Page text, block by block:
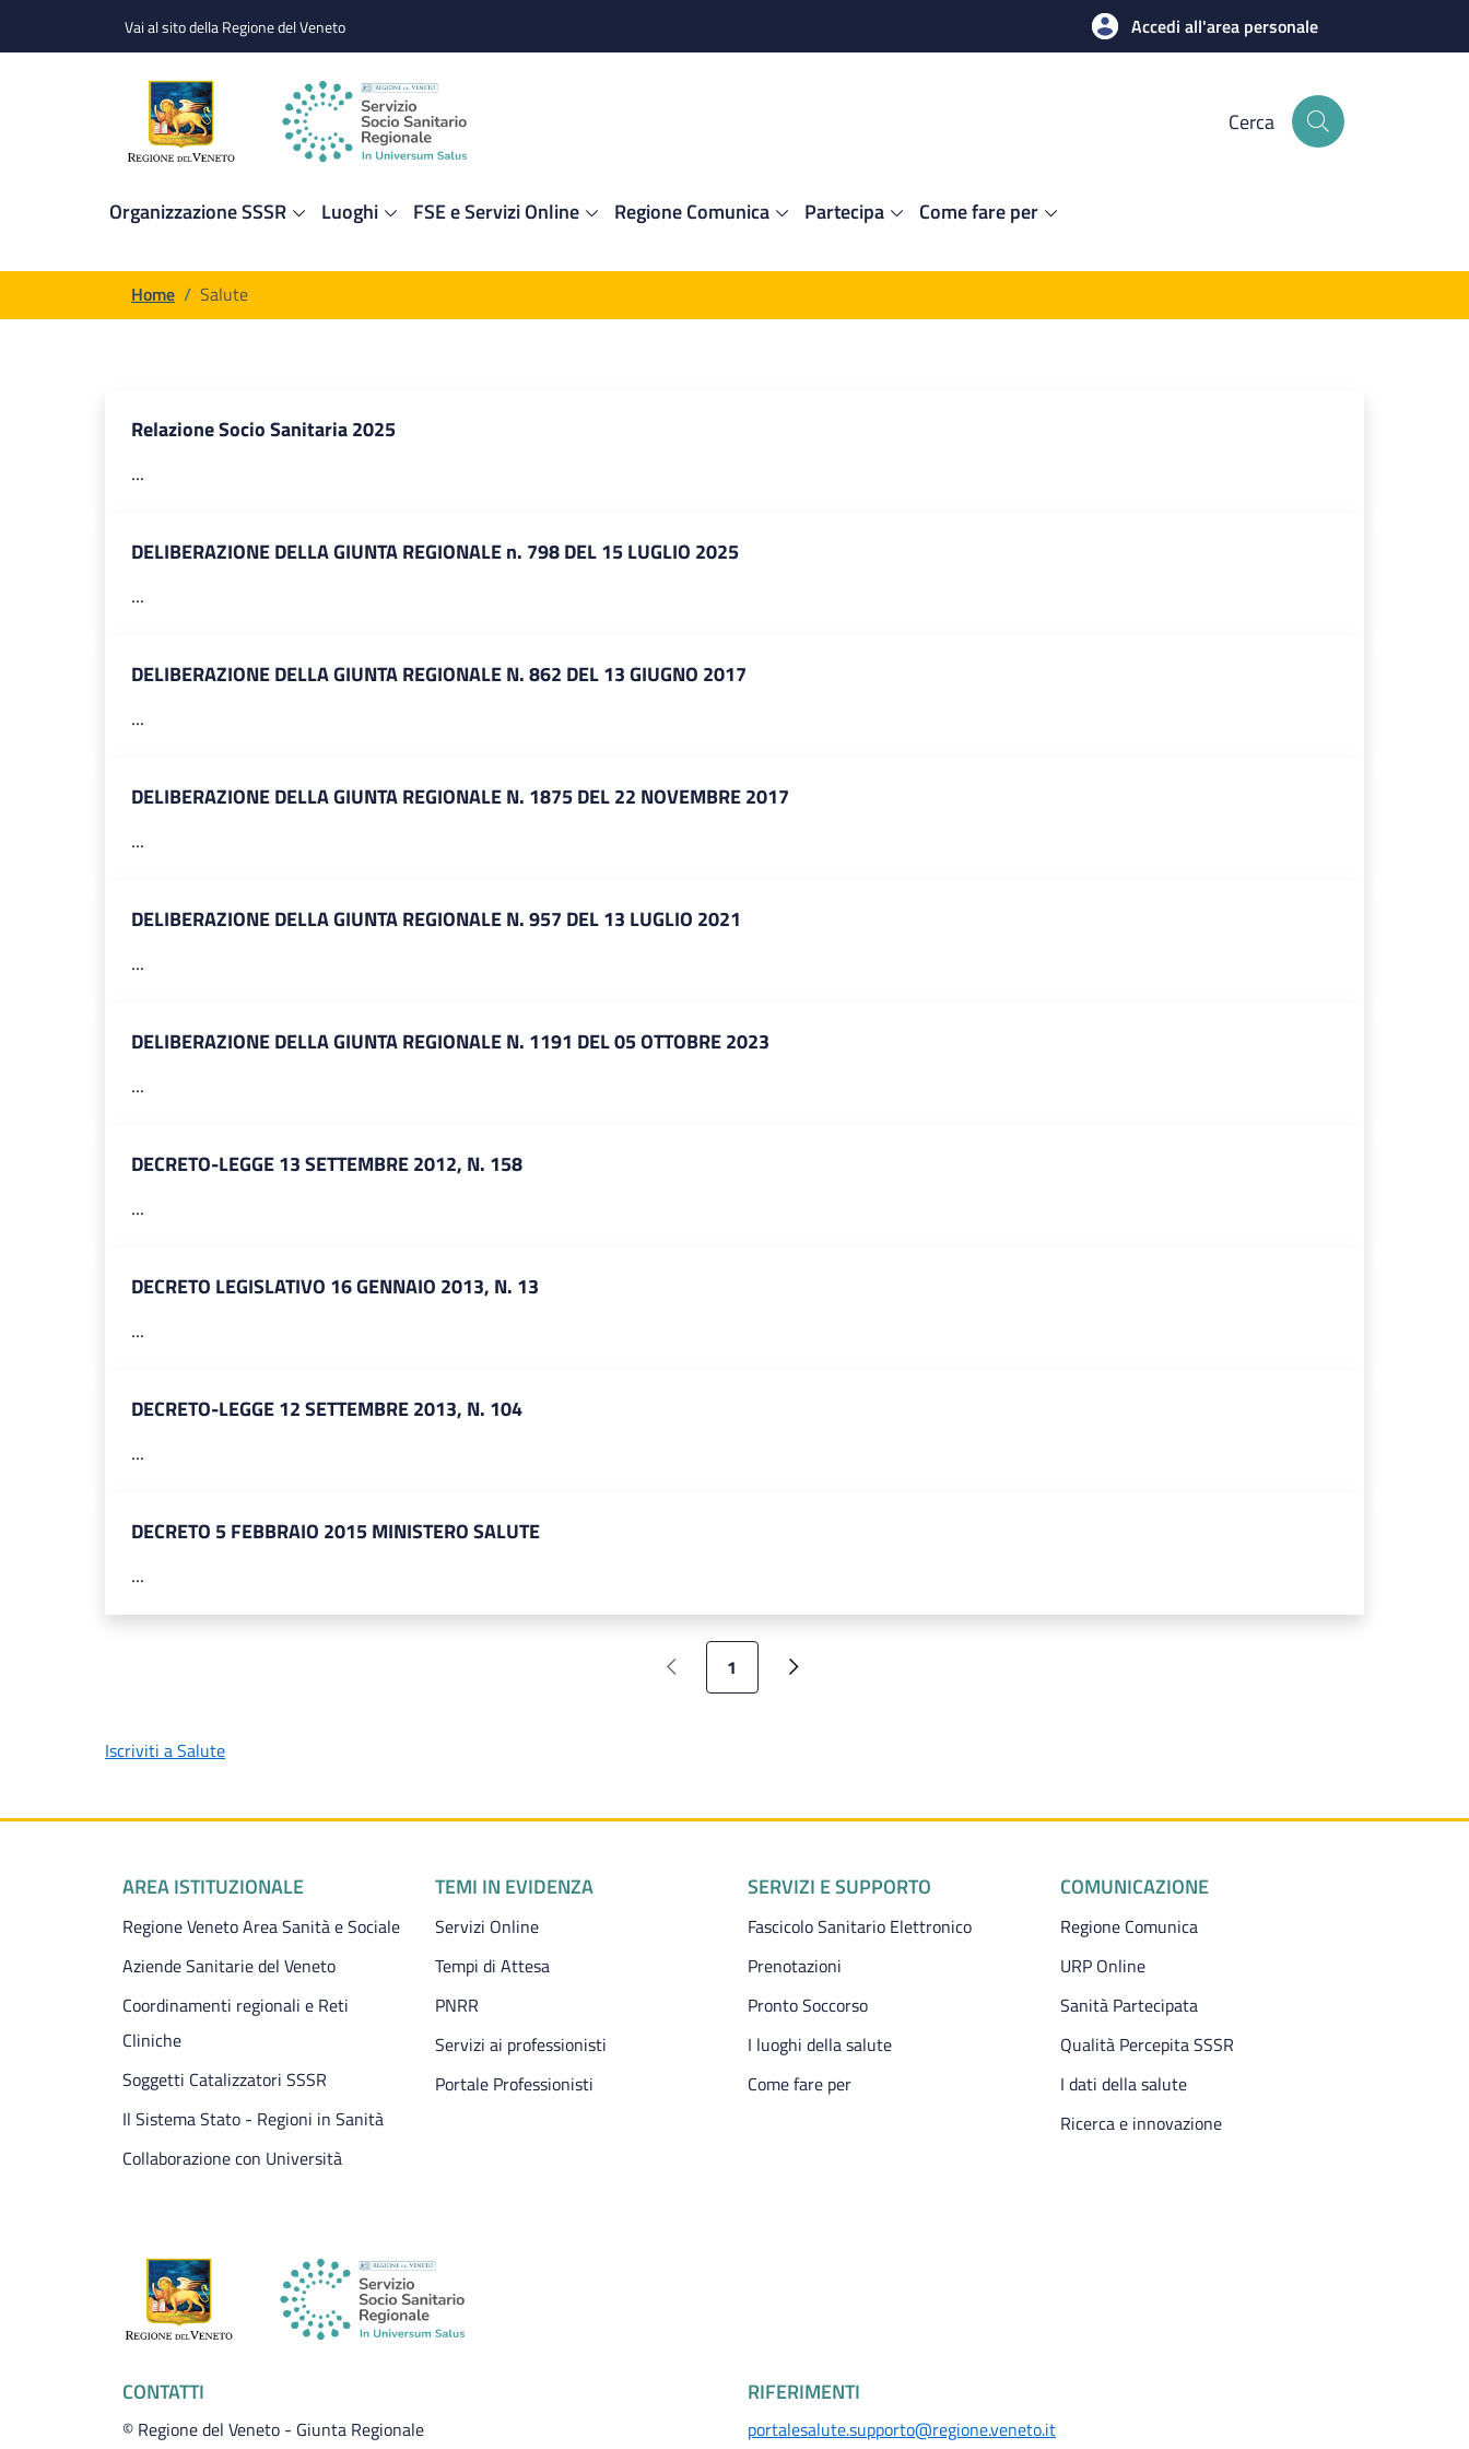
Vai al sito della Regione del Veneto Accedi all'area personale
Cerca
Organizzazione SSSR Luoghi FSE e Servizi Online Regione Comunica Partecipa Come fare per
Briciole di pane
Home / Salute
Relazione Socio Sanitaria 2025
...
DELIBERAZIONE DELLA GIUNTA REGIONALE n. 798 DEL 15 LUGLIO 2025
...
DELIBERAZIONE DELLA GIUNTA REGIONALE N. 862 DEL 13 GIUGNO 2017
...
DELIBERAZIONE DELLA GIUNTA REGIONALE N. 1875 DEL 22 NOVEMBRE 2017
...
DELIBERAZIONE DELLA GIUNTA REGIONALE N. 957 DEL 13 LUGLIO 2021
...
DELIBERAZIONE DELLA GIUNTA REGIONALE N. 1191 DEL 05 OTTOBRE 2023
...
DECRETO-LEGGE 13 SETTEMBRE 2012, N. 158
...
DECRETO LEGISLATIVO 16 GENNAIO 2013, N. 13
...
DECRETO-LEGGE 12 SETTEMBRE 2013, N. 104
...
DECRETO 5 FEBBRAIO 2015 MINISTERO SALUTE
...
Pagina precedente
Pagina attuale
1
Pagina successiva
Iscriviti a Salute
Piè di pagina
AREA ISTITUZIONALE
Regione Veneto Area Sanità e Sociale
Aziende Sanitarie del Veneto
Coordinamenti regionali e Reti
Cliniche
Soggetti Catalizzatori SSSR
Il Sistema Stato - Regioni in Sanità
Collaborazione con Università
TEMI IN EVIDENZA
Servizi Online
Tempi di Attesa
PNRR
Servizi ai professionisti
Portale Professionisti
SERVIZI E SUPPORTO
Fascicolo Sanitario Elettronico
Prenotazioni
Pronto Soccorso
I luoghi della salute
Come fare per
COMUNICAZIONE
Regione Comunica
URP Online
Sanità Partecipata
Qualità Percepita SSSR
I dati della salute
Ricerca e innovazione
CONTATTI
© Regione del Veneto - Giunta Regionale
RIFERIMENTI
portalesalute.supporto@regione.veneto.it